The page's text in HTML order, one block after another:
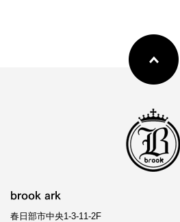
brook ark
春日部市中央1-3-11-2F